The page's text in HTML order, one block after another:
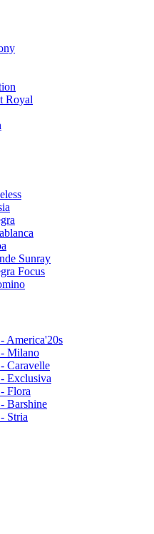
Royal
Sunray
Focus
America'20s
Milano
Caravelle
Exclusiva
Flora
Barshine
Stria